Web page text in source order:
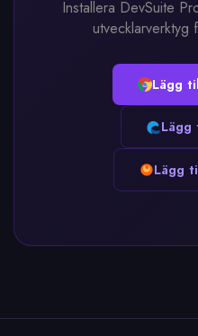
Installera DevSuite
utvecklarverktyg
Lägg
Lägg